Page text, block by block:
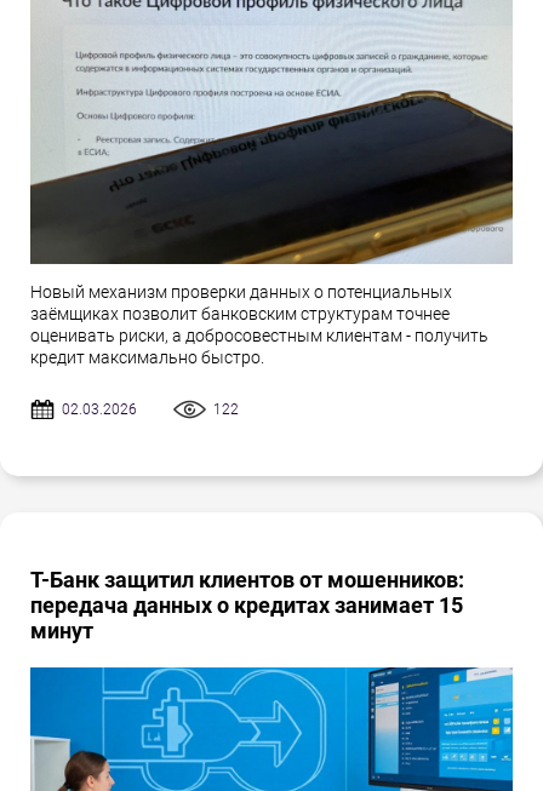
Новый механизм проверки данных о потенциальных
заёмщиках позволит банковским структурам точнее
оценивать риски, а добросовестным клиентам - получить
кредит максимально быстро.
02.03.2026 122
Т-Банк защитил клиентов от мошенников:
передача данных о кредитах занимает 15
минут